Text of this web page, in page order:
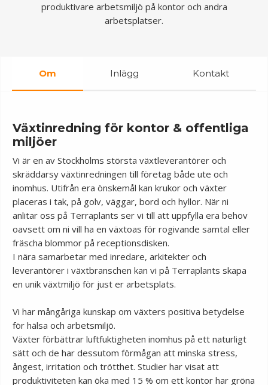
produktivare arbetsmiljö på kontor och andra
arbetsplatser.
Om Inlägg Kontakt
Växtinredning för kontor & offentliga
miljöer
Vi är en av Stockholms största växtleverantörer och
skräddarsy växtinredningen till företag både ute och
inomhus. Utifrån era önskemål kan krukor och växter
placeras i tak, på golv, väggar, bord och hyllor. När ni
anlitar oss på Terraplants ser vi till att uppfylla era behov
oavsett om ni vill ha en växtoas för rogivande samtal eller
fräscha blommor på receptionsdisken.
I nära samarbetar med inredare, arkitekter och
leverantörer i växtbranschen kan vi på Terraplants skapa
en unik växtmiljö för just er arbetsplats.
Vi har mångåriga kunskap om växters positiva betydelse
för hälsa och arbetsmiljö.
Växter förbättrar luftfuktigheten inomhus på ett naturligt
sätt och de har dessutom förmågan att minska stress,
ångest, irritation och trötthet. Studier har visat att
produktiviteten kan öka med 15 % om ett kontor har gröna